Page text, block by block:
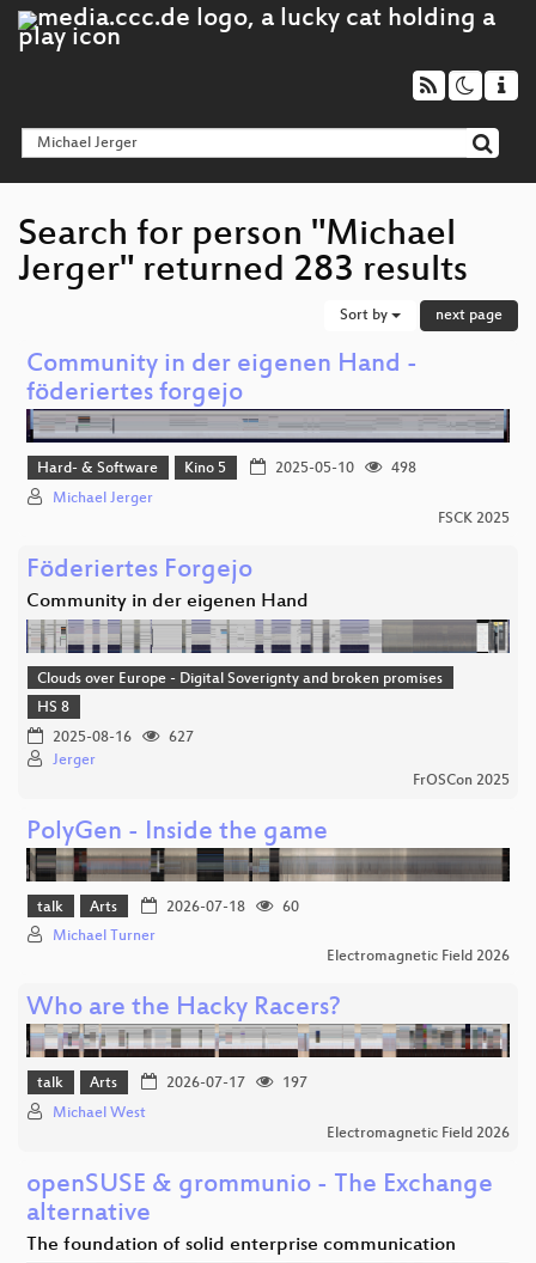
Search for person "Michael
Jerger" returned 283 results
Sort by next page
Community in der eigenen Hand -
föderiertes forgejo
Hard- & Software Kino 5 2025-05-10
498
Michael Jerger
FSCK 2025
Föderiertes Forgejo
Community in der eigenen Hand
Clouds over Europe - Digital Soverignty and broken promises
HS 8
2025-08-16
627
Jerger
FrOSCon 2025
PolyGen - Inside the game
talk Arts 2026-07-18
60
Michael Turner
Electromagnetic Field 2026
Who are the Hacky Racers?
talk Arts 2026-07-17
197
Michael West
Electromagnetic Field 2026
openSUSE & grommunio - The Exchange
alternative
The foundation of solid enterprise communication